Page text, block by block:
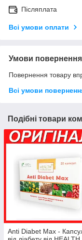
Післяплата
Всі умови оплати
Умови повернення
Повернення товару
Всі умови
Подібні товари
Anti Diabet Max -